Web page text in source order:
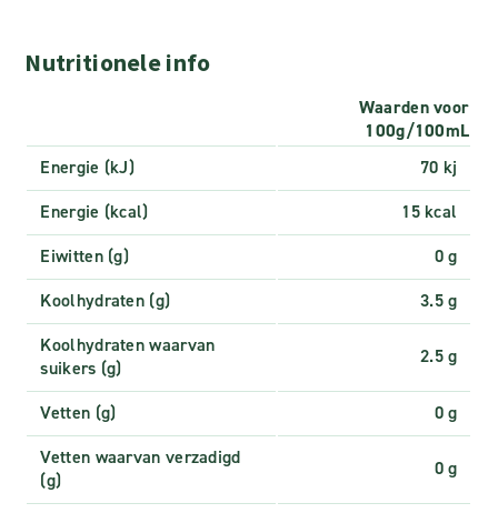
Nutritionele info
Waarden voor
100g/100mL
Energie (kJ)
70 kj
Energie (kcal)
15 kcal
Eiwitten (g)
0 g
Koolhydraten (g)
3.5 g
Koolhydraten waarvan
suikers (g)
2.5 g
Vetten (g)
0 g
Vetten waarvan verzadigd
(g)
0 g